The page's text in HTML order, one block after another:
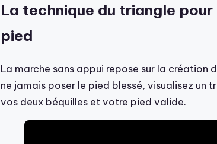
La technique du triangle
pied
La marche sans appui repose sur la création
ne jamais poser le pied blessé, visualisez un
vos deux béquilles et votre pied valide.